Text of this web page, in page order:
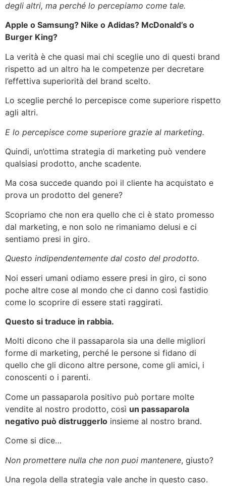
degli altri, ma perché lo percepiamo come tale.
Apple o Samsung? Nike o Adidas? McDonald’s o
Burger King?
La verità è che quasi mai chi sceglie uno di questi brand
rispetto ad un altro ha le competenze per decretare
l’effettiva superiorità del brand scelto.
Lo sceglie perché lo percepisce come superiore rispetto
agli altri.
E lo percepisce come superiore grazie al marketing.
Quindi, un’ottima strategia di marketing può vendere
qualsiasi prodotto, anche scadente.
Ma cosa succede quando poi il cliente ha acquistato e
prova un prodotto del genere?
Scopriamo che non era quello che ci è stato promesso
dal marketing, e non solo ne rimaniamo delusi e ci
sentiamo presi in giro.
Questo indipendentemente dal costo del prodotto.
Noi esseri umani odiamo essere presi in giro, ci sono
poche altre cose al mondo che ci danno così fastidio
come lo scoprire di essere stati raggirati.
Questo si traduce in rabbia.
Molti dicono che il passaparola sia una delle migliori
forme di marketing, perché le persone si fidano di
quello che gli dicono altre persone, come gli amici, i
conoscenti o i parenti.
Come un passaparola positivo può portare molte
vendite al nostro prodotto, così un passaparola
negativo può distruggerlo insieme al nostro brand.
Come si dice…
Non promettere nulla che non puoi mantenere, giusto?
Una regola della strategia vale anche in questo caso.